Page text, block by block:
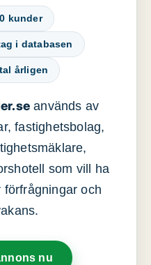
kunder
i databasen
årligen
används av
fastighetsbolag,
som vill ha
och
nu